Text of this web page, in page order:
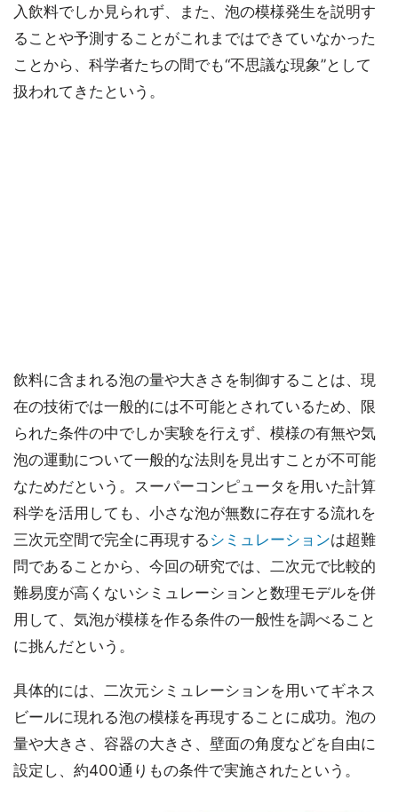
入飲料でしか見られず、また、泡の模様発生を説明す
ることや予測することがこれまではできていなかった
ことから、科学者たちの間でも“不思議な現象”として
扱われてきたという。
飲料に含まれる泡の量や大きさを制御することは、現
在の技術では一般的には不可能とされているため、限
られた条件の中でしか実験を行えず、模様の有無や気
泡の運動について一般的な法則を見出すことが不可能
なためだという。スーパーコンピュータを用いた計算
科学を活用しても、小さな泡が無数に存在する流れを
三次元空間で完全に再現する シミュレーションは超難
問であることから、今回の研究では、二次元で比較的
難易度が高くないシミュレーションと数理モデルを併
用して、気泡が模様を作る条件の一般性を調べること
に挑んだという。
具体的には、二次元シミュレーションを用いてギネス
ビールに現れる泡の模様を再現することに成功。泡の
量や大きさ、容器の大きさ、壁面の角度などを自由に
設定し、約400通りもの条件で実施されたという。